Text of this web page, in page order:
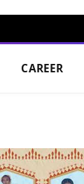
CAREER